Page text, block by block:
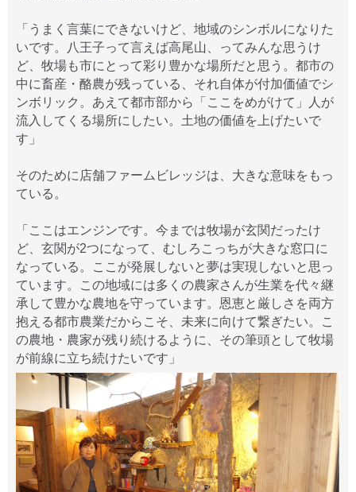
「うまく言葉にできないけど、地域のシンボルになりた
いです。八王子って言えば高尾山、ってみんな思うけ
ど、牧場も市にとって彩り豊かな場所だと思う。都市の
中に畜産・酪農が残っている、それ自体が付加価値でシ
ンボリック。あえて都市部から「ここをめがけて」人が
流入してくる場所にしたい。土地の価値を上げたいで
す」
そのために店舗ファームビレッジは、大きな意味をもっ
ている。
「ここはエンジンです。今までは牧場が玄関だったけ
ど、玄関が2つになって、むしろこっちが大きな窓口に
なっている。ここが発展しないと夢は実現しないと思っ
ています。この地域には多くの農家さんが生業を代々継
承して豊かな農地を守っています。恩恵と厳しさを両方
抱える都市農業だからこそ、未来に向けて繋ぎたい。こ
の農地・農家が残り続けるように、その筆頭として牧場
が前線に立ち続けたいです」